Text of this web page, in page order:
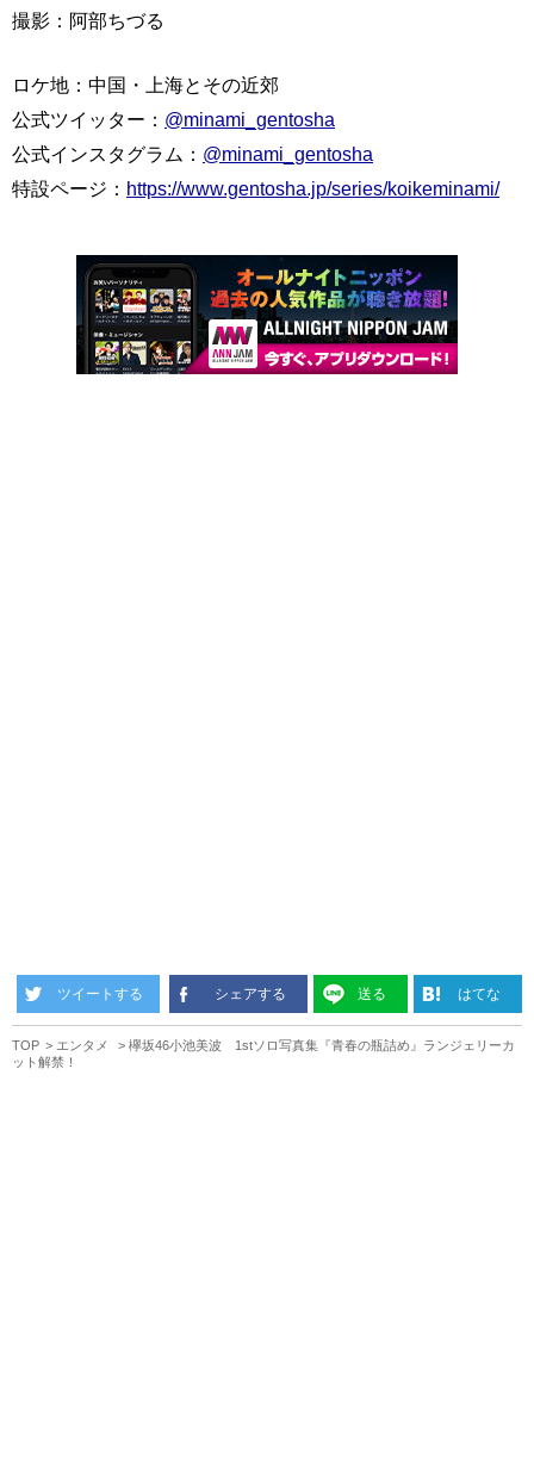
撮影：阿部ちづる
ロケ地：中国・上海とその近郊
公式ツイッター： @minami_gentosha
公式インスタグラム： @minami_gentosha
特設ページ： https://www.gentosha.jp/series/koikeminami/
ツイートする シェアする 送る はてな
TOP エンタメ
欅坂46小池美波 1stソロ写真集『青春の瓶詰め』ランジェリーカ
ット解禁！